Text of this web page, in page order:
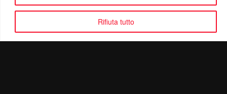
Rifiuta tutto